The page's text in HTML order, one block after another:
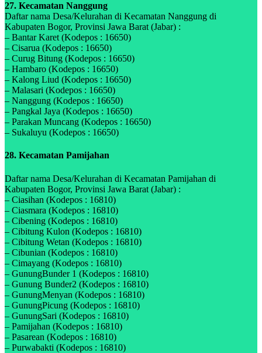
27. Kecamatan Nanggung
Daftar nama Desa/Kelurahan di Kecamatan Nanggung di
Kabupaten Bogor, Provinsi Jawa Barat (Jabar) :
– Bantar Karet (Kodepos : 16650)
– Cisarua (Kodepos : 16650)
– Curug Bitung (Kodepos : 16650)
– Hambaro (Kodepos : 16650)
– Kalong Liud (Kodepos : 16650)
– Malasari (Kodepos : 16650)
– Nanggung (Kodepos : 16650)
– Pangkal Jaya (Kodepos : 16650)
– Parakan Muncang (Kodepos : 16650)
– Sukaluyu (Kodepos : 16650)
28. Kecamatan Pamijahan
Daftar nama Desa/Kelurahan di Kecamatan Pamijahan di
Kabupaten Bogor, Provinsi Jawa Barat (Jabar) :
– Ciasihan (Kodepos : 16810)
– Ciasmara (Kodepos : 16810)
– Cibening (Kodepos : 16810)
– Cibitung Kulon (Kodepos : 16810)
– Cibitung Wetan (Kodepos : 16810)
– Cibunian (Kodepos : 16810)
– Cimayang (Kodepos : 16810)
– GunungBunder 1 (Kodepos : 16810)
– Gunung Bunder2 (Kodepos : 16810)
– GunungMenyan (Kodepos : 16810)
– GunungPicung (Kodepos : 16810)
– GunungSari (Kodepos : 16810)
– Pamijahan (Kodepos : 16810)
– Pasarean (Kodepos : 16810)
– Purwabakti (Kodepos : 16810)